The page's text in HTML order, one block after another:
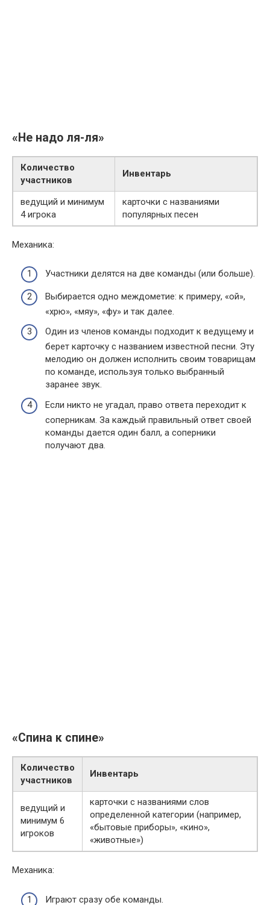
«Не надо ля-ля»
Количество
участников
Инвентарь
ведущий и минимум
4 игрока
карточки с названиями
популярных песен
Механика:
Участники делятся на две команды (или больше).
Выбирается одно междометие: к примеру, «ой»,
«хрю», «мяу», «фу» и так далее.
Один из членов команды подходит к ведущему и
берет карточку с названием известной песни. Эту
мелодию он должен исполнить своим товарищам
по команде, используя только выбранный
заранее звук.
Если никто не угадал, право ответа переходит к
соперникам. За каждый правильный ответ своей
команды дается один балл, а соперники
получают два.
«Спина к спине»
Количество
участников
Инвентарь
ведущий и
минимум 6
игроков
карточки с названиями слов
определенной категории (например,
«бытовые приборы», «кино»,
«животные»)
Механика:
Играют сразу обе команды.